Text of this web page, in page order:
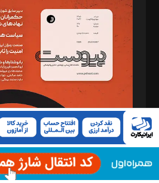
سردبیر: مهرک محمودی
دبیر تحریریه: میثم قاسمی
د‌بیر ناداستان: سمانه سمیع
د‌بیر خدمت و تجارت: ابوالفضل رجبی
د‌بیر حقوق فناوری: حسام‌الدین ایپکچی
د‌بیر پیوست جهان: مینا پاکدل
د‌بیر تحریریه آنلاین: بابک نقاش
تحریریه‌: مجتبی محمود‌ی، آرش برهمند،
مصطفی مسجدی آرانی، ابوالفضل رجبی، زهرا
رستمی،مصطفی باستان
ویرایش: نگار استاد‌‌آقا